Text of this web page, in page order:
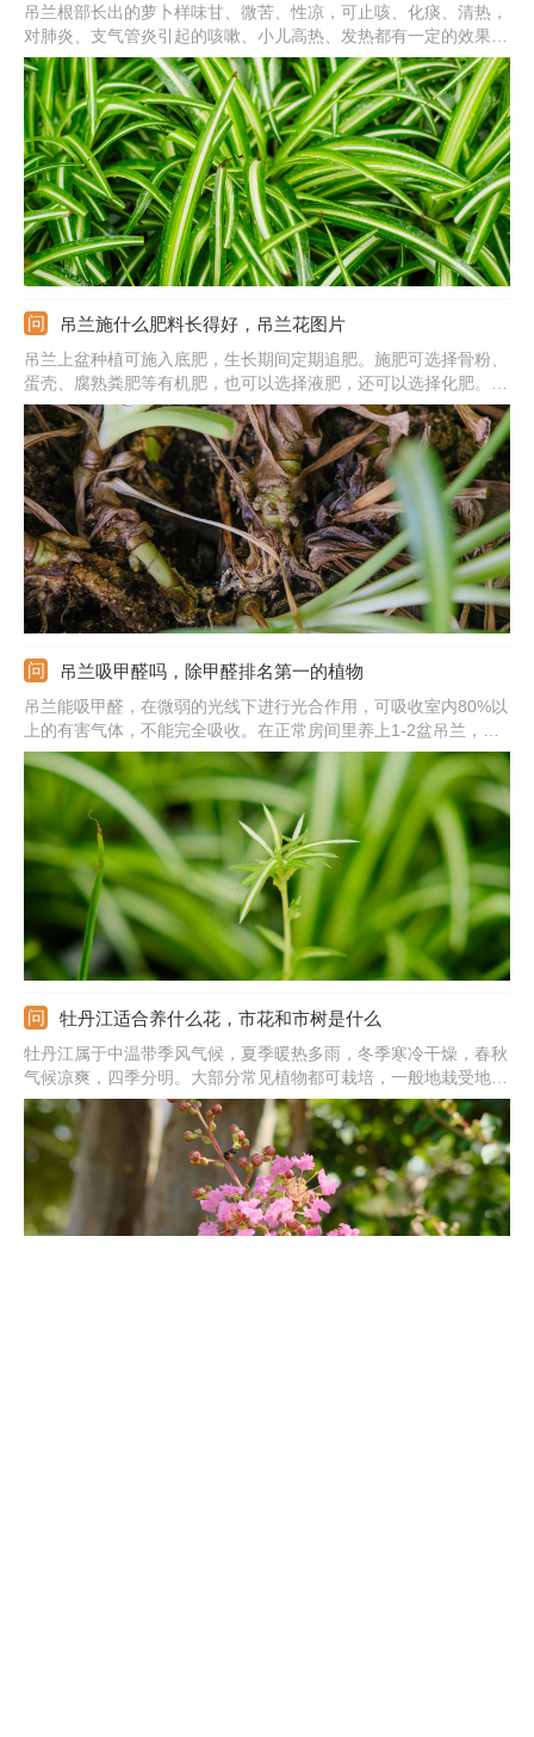
吊兰根部长出的萝卜样味甘、微苦、性凉，可止咳、化痰、清热，
对肺炎、支气管炎引起的咳嗽、小儿高热、发热都有一定的效果。
也可促进消化，促进胃酸分泌的成分，对于胃炎、胃溃疡都有治疗
作用。里面含有石斛碱物质，有去痛和麻醉的功效。此外，还可治
疗跌打损伤，烧伤和烫伤时也可用。
吊兰施什么肥料长得好，吊兰花图片
吊兰上盆种植可施入底肥，生长期间定期追肥。施肥可选择骨粉、
蛋壳、腐熟粪肥等有机肥，也可以选择液肥，还可以选择化肥。选
择不同的肥料，施肥的方法是不同的，比如，如果施加有机肥，可
选在上盆前在盆底施入一点，也可以混入土壤中，如果选择施加液
肥，可将液肥兑水稀释成溶液，生长期每隔10天浇一次。
吊兰吸甲醛吗，除甲醛排名第一的植物
吊兰能吸甲醛，在微弱的光线下进行光合作用，可吸收室内80%以
上的有害气体，不能完全吸收。在正常房间里养上1-2盆吊兰，对
甲醛的吸收量相当于10克椰维炭的吸附量，起到净化空气，提高空
气质量的作用。对于刚装修的房间，要想去除甲醛，除了加强通风
之外，还可以放几盆吊兰。
牡丹江适合养什么花，市花和市树是什么
牡丹江属于中温带季风气候，夏季暖热多雨，冬季寒冷干燥，春秋
气候凉爽，四季分明。大部分常见植物都可栽培，一般地栽受地域
影响严重，可栽培凌霄花、绣线菊、连翘、迎春花、紫叶李、毛樱
桃、锦带花、玉簪、牡丹、月季、芍药、萱草、虞美人、金鸡菊、
山茶、黄刺玫、腊梅、珍珠梅、梅花、白丁香、紫丁香、暴马丁香